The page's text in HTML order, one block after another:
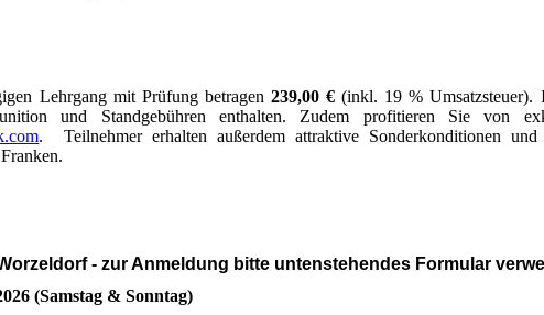
Lehrgang mit Prüfung betragen 239,00 € (inkl. 19 % Umsatzsteuer).
und Standgebühren enthalten. Zudem profitieren Sie von
. Teilnehmer erhalten außerdem attraktive Sonderkonditionen
- zur Anmeldung bitte untenstehendes Formular
(Samstag & Sonntag)